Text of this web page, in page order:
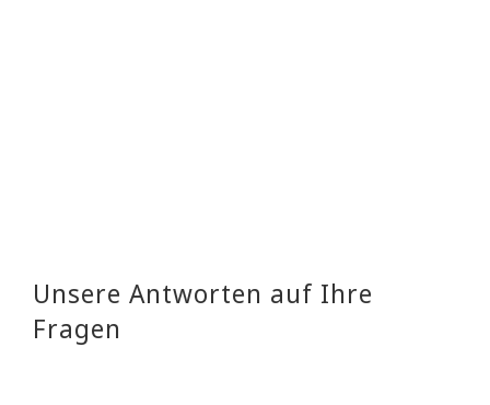
Unsere Antworten auf Ihre
Fragen